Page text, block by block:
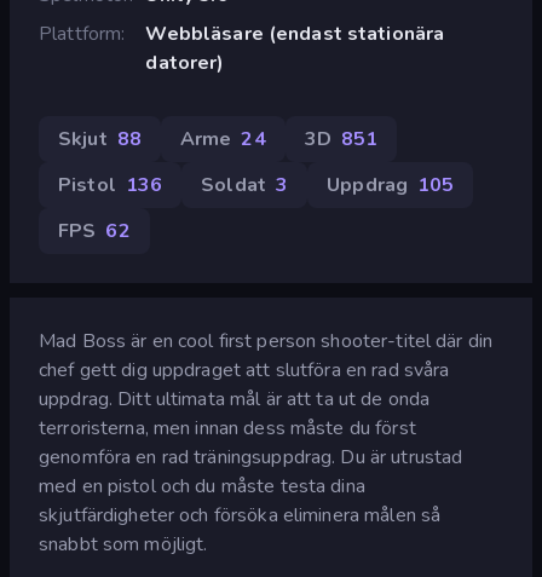
Plattform
Webbläsare (endast stationära
datorer)
Skjut 88 Arme 24 3D 851
Pistol 136 Soldat 3 Uppdrag 105
FPS 62
Mad Boss är en cool first person shooter-titel där din
chef gett dig uppdraget att slutföra en rad svåra
uppdrag. Ditt ultimata mål är att ta ut de onda
terroristerna, men innan dess måste du först
genomföra en rad träningsuppdrag. Du är utrustad
med en pistol och du måste testa dina
skjutfärdigheter och försöka eliminera målen så
snabbt som möjligt.